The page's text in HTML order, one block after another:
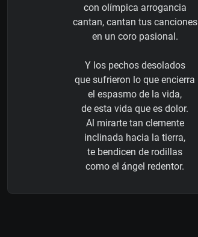
con olímpica arrogancia
cantan, cantan tus canciones
en un coro pasional.
Y los pechos desolados
que sufrieron lo que encierra
el espasmo de la vida,
de esta vida que es dolor.
Al mirarte tan clemente
inclinada hacia la tierra,
te bendicen de rodillas
como el ángel redentor.